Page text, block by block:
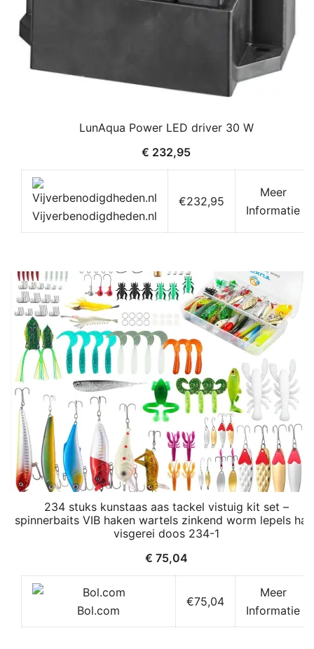
LunAqua Power LED driver 30 W
€ 232,95
Vijverbenodigdheden.nl
€232,95
Meer
Informatie
234 stuks kunstaas aas tackel vistuig kit set –
spinnerbaits VIB haken wartels zinkend worm lepels
visgerei doos 234-1
€ 75,04
Bol.com
€75,04
Meer
Informatie